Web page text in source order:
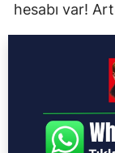
hesabı var!